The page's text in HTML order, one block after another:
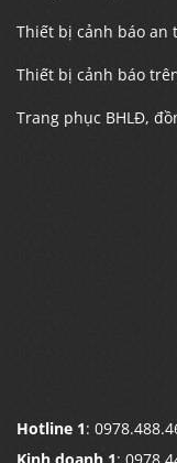
Thiết bị cảnh báo an
Thiết bị cảnh báo
Trang phục BHLĐ,
Hotline 1: